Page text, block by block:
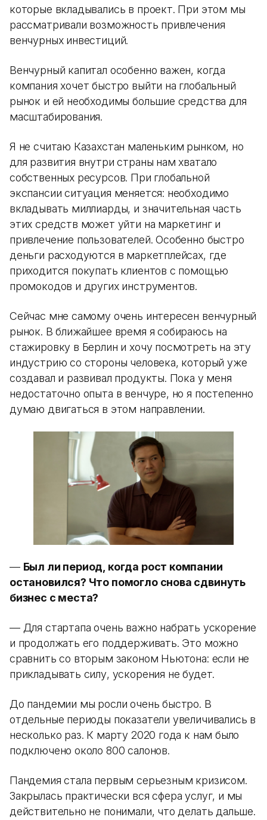
которые вкладывались в проект. При этом мы
рассматривали возможность привлечения
венчурных инвестиций.
Венчурный капитал особенно важен, когда
компания хочет быстро выйти на глобальный
рынок и ей необходимы большие средства для
масштабирования.
Я не считаю Казахстан маленьким рынком, но
для развития внутри страны нам хватало
собственных ресурсов. При глобальной
экспансии ситуация меняется: необходимо
вкладывать миллиарды, и значительная часть
этих средств может уйти на маркетинг и
привлечение пользователей. Особенно быстро
деньги расходуются в маркетплейсах, где
приходится покупать клиентов с помощью
промокодов и других инструментов.
Сейчас мне самому очень интересен венчурный
рынок. В ближайшее время я собираюсь на
стажировку в Берлин и хочу посмотреть на эту
индустрию со стороны человека, который уже
создавал и развивал продукты. Пока у меня
недостаточно опыта в венчуре, но я постепенно
думаю двигаться в этом направлении.
— Был ли период, когда рост компании
остановился? Что помогло снова сдвинуть
бизнес с места?
— Для стартапа очень важно набрать ускорение
и продолжать его поддерживать. Это можно
сравнить со вторым законом Ньютона: если не
прикладывать силу, ускорения не будет.
До пандемии мы росли очень быстро. В
отдельные периоды показатели увеличивались в
несколько раз. К марту 2020 года к нам было
подключено около 800 салонов.
Пандемия стала первым серьезным кризисом.
Закрылась практически вся сфера услуг, и мы
действительно не понимали, что делать дальше.